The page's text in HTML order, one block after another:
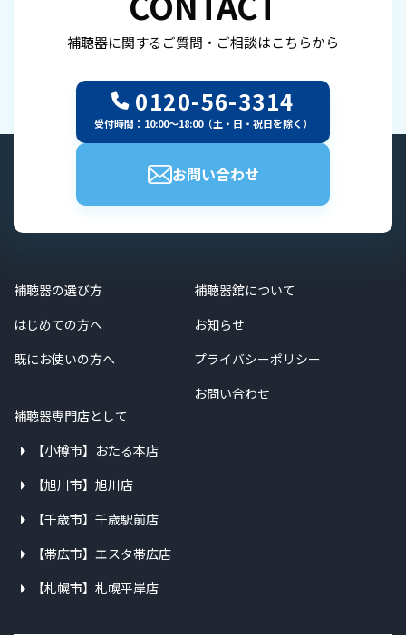
補聴器に関するご質問・ご相談はこちらから
0120-56-3314
受付時間：10:00～18:00（土・日・祝日を除く）
お問い合わせ
補聴器の選び方
はじめての方へ
既にお使いの方へ
補聴器舘について
お知らせ
プライバシーポリシー
お問い合わせ
補聴器専門店として
【小樽市】おたる本店
【旭川市】旭川店
【千歳市】千歳駅前店
【帯広市】エスタ帯広店
【札幌市】札幌平岸店